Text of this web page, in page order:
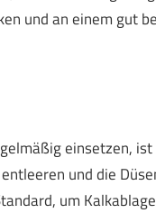
und an einem gut
einsetzen,
und die
um